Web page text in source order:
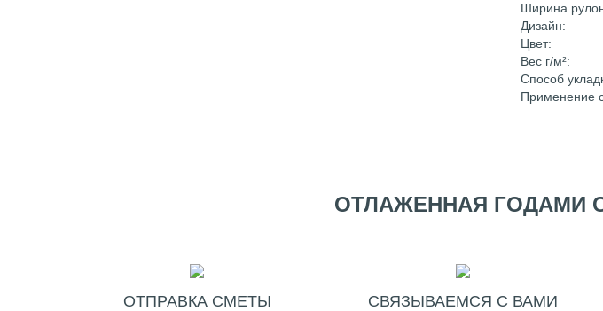
Ширина
Дизайн:
Цвет:
Вес г/м²:
Способ
Применение
ОТЛАЖЕННАЯ ГОДАМИ
ОТПРАВКА СМЕТЫ
СВЯЗЫВАЕМСЯ С ВАМИ